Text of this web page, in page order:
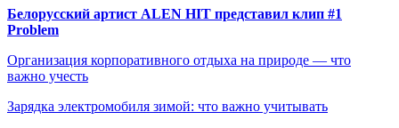
Белорусский артист ALEN HIT представил клип #1
Problem
Организация корпоративного отдыха на природе — что
важно учесть
Зарядка электромобиля зимой: что важно учитывать